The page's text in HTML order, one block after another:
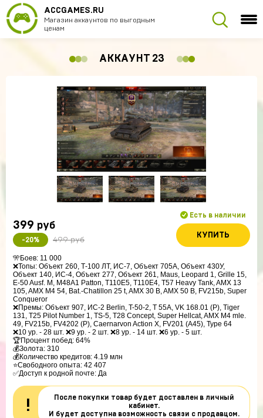
ACCGAMES.RU
Магазин аккаунтов по выгодным
ценам
АККАУНТ 23
399 руб
-20% 499 руб
Есть в наличии
КУПИТЬ
🎌Боев: 11 000
❌Топы: Объект 260, Т-100 ЛТ, ИС-7, Объект 705А, Объект 430У,
Объект 140, ИС-4, Объект 277, Объект 261, Maus, Leopard 1, Grille 15,
E-50 Ausf. M, M48A1 Patton, T110E5, T110E4, T57 Heavy Tank, AMX 13
105, AMX M4 54, Bat.-Chatillon 25 t, AMX 30 B, AMX 50 B, FV215b, Super
Conqueror
❌Премы: Объект 907, ИС-2 Berlin, T-50-2, T 55A, VK 168.01 (P), Tiger
131, T25 Pilot Number 1, TS-5, T28 Concept, Super Hellcat, AMX M4 mle.
49, FV215b, FV4202 (P), Caernarvon Action X, FV201 (A45), Type 64
❌10 ур. - 28 шт. ❌9 ур. - 2 шт. ❌8 ур. - 14 шт. ❌6 ур. - 5 шт.
🏆Процент побед: 64%
💰Золота: 310
💰Количество кредитов: 4.19 млн
⭐Свободного опыта: 42 407
✅Доступ к родной почте: Да
!
После покупки товар будет доставлен в личный
кабинет.
И будет доступна возможность связи с продавцом.